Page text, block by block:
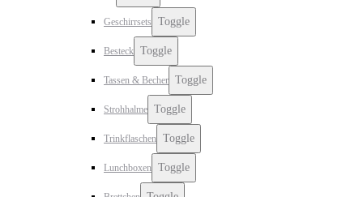
Geschirrsets Toggle
Besteck Toggle
Tassen & Becher Toggle
Strohhalme Toggle
Trinkflaschen Toggle
Lunchboxen Toggle